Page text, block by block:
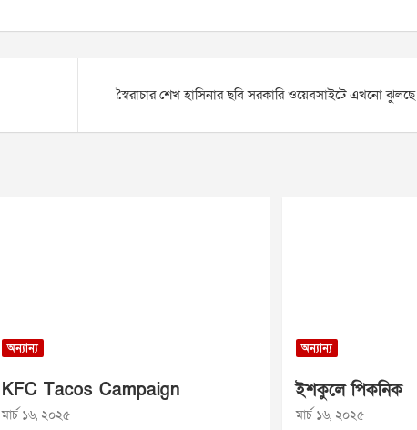
স্বৈরাচার শেখ হাসিনার ছবি সরকারি ওয়েবসাইটে এখনো ঝুলছে
অন্যান্য
KFC Tacos Campaign
মার্চ ১৬, ২০২৫
অন্যান্য
ইশকুলে পিকনিক
মার্চ ১৬, ২০২৫